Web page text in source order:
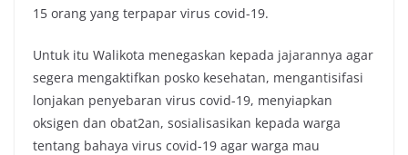
15 orang yang terpapar virus covid-19.
Untuk itu Walikota menegaskan kepada jajarannya agar
segera mengaktifkan posko kesehatan, mengantisifasi
lonjakan penyebaran virus covid-19, menyiapkan
oksigen dan obat2an, sosialisasikan kepada warga
tentang bahaya virus covid-19 agar warga mau